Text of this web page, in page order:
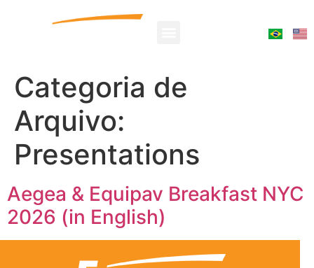
Categoria de
Arquivo:
Presentations
Aegea & Equipav Breakfast NYC
2026 (in English)